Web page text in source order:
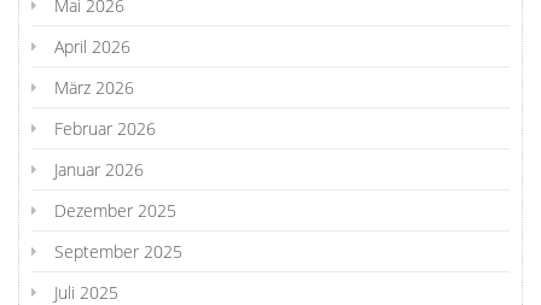
Mai 2026
April 2026
März 2026
Februar 2026
Januar 2026
Dezember 2025
September 2025
Juli 2025